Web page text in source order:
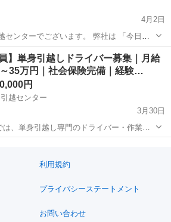
4月2日
く早く引越したい」 「夜間にしか引っ越せ
ただきます！ 当日の対応も可能
引っ越し
員】単身引越しドライバー募集｜月給
35万円｜社会保険完備｜経験…
円
越センター
3月30日
、単身引越し専門のドライバー・作業ス
越
...
利用規約
プライバシーステートメント
お問い合わせ